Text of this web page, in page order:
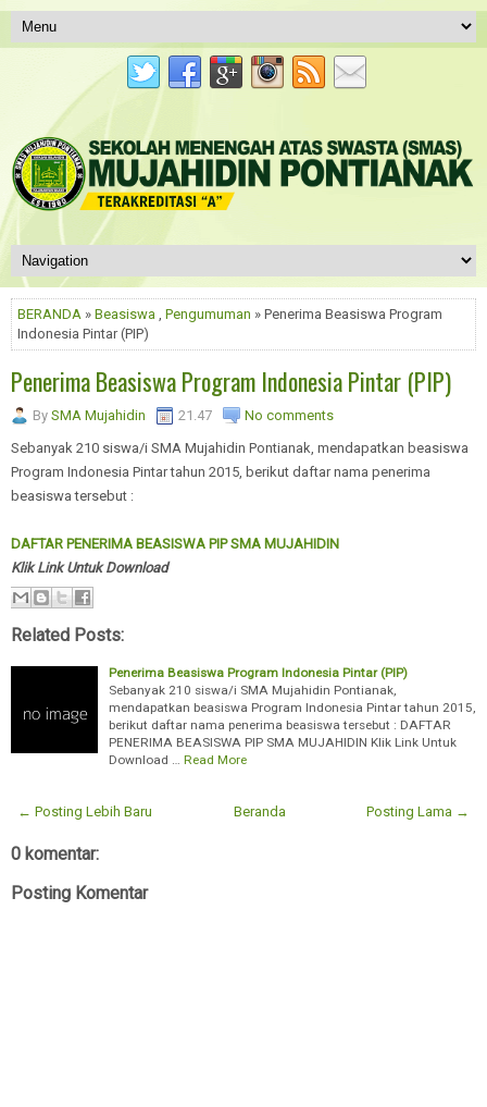
BERANDA » Beasiswa Pengumuman » Penerima Beasiswa Program
Indonesia Pintar (PIP)
Penerima Beasiswa Program Indonesia Pintar (PIP)
By SMA Mujahidin 21.47
No comments
Sebanyak 210 siswa/i SMA Mujahidin Pontianak, mendapatkan beasiswa
Program Indonesia Pintar tahun 2015, berikut daftar nama penerima
beasiswa tersebut :
DAFTAR PENERIMA BEASISWA PIP SMA MUJAHIDIN
Klik Link Untuk Download
Related Posts:
Penerima Beasiswa Program Indonesia Pintar (PIP)
Sebanyak 210 siswa/i SMA Mujahidin Pontianak,
mendapatkan beasiswa Program Indonesia Pintar tahun 2015,
berikut daftar nama penerima beasiswa tersebut : DAFTAR
PENERIMA BEASISWA PIP SMA MUJAHIDIN Klik Link Untuk
Download … Read More
← Posting Lebih Baru Posting Lama →
Beranda
0 komentar:
Posting Komentar